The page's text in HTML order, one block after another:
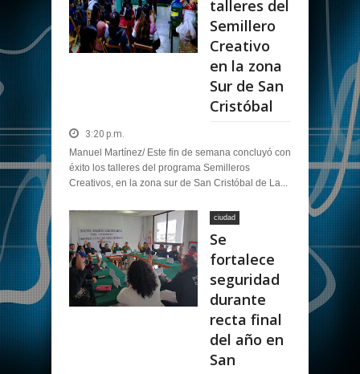
talleres del
Semillero
Creativo
en la zona
Sur de San
Cristóbal
3:20 p.m.
Manuel Martínez/ Este fin de semana concluyó con
éxito los talleres del programa Semilleros
Creativos, en la zona sur de San Cristóbal de La...
ciudad
Se
fortalece
seguridad
durante
recta final
del año en
San